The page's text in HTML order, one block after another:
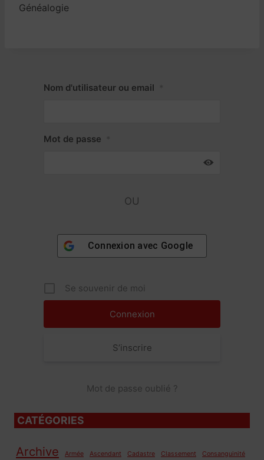
Généalogie
Nom d'utilisateur ou email
Mot de passe
OU
Connexion avec Google
Se souvenir de moi
S’inscrire
Mot de passe oublié ?
CATÉGORIES
Archive Armée Ascendant Cadastre Classement Consanguinité